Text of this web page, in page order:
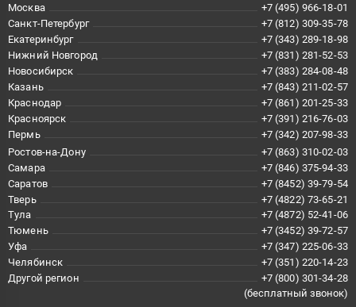
Москва
+7 (495) 966-18-01
Санкт-Петербург
+7 (812) 309-35-78
Екатеринбург
+7 (343) 289-18-98
Нижний Новгород
+7 (831) 281-52-53
Новосибирск
+7 (383) 284-08-48
Казань
+7 (843) 211-02-57
Краснодар
+7 (861) 201-25-33
Красноярск
+7 (391) 216-76-03
Пермь
+7 (342) 207-98-33
Ростов-на-Дону
+7 (863) 310-02-03
Самара
+7 (846) 375-94-33
Саратов
+7 (8452) 39-79-54
Тверь
+7 (4822) 73-65-21
Тула
+7 (4872) 52-41-06
Тюмень
+7 (3452) 39-72-57
Уфа
+7 (347) 225-06-33
Челябинск
+7 (351) 220-14-23
Другой регион
+7 (800) 301-34-28
(бесплатный звонок)